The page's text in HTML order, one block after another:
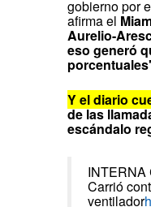
gobierno por
afirma el
Aurelio-
eso generó
Y el diario
de las
escándalo
INTERNA
Carrió
ventilador